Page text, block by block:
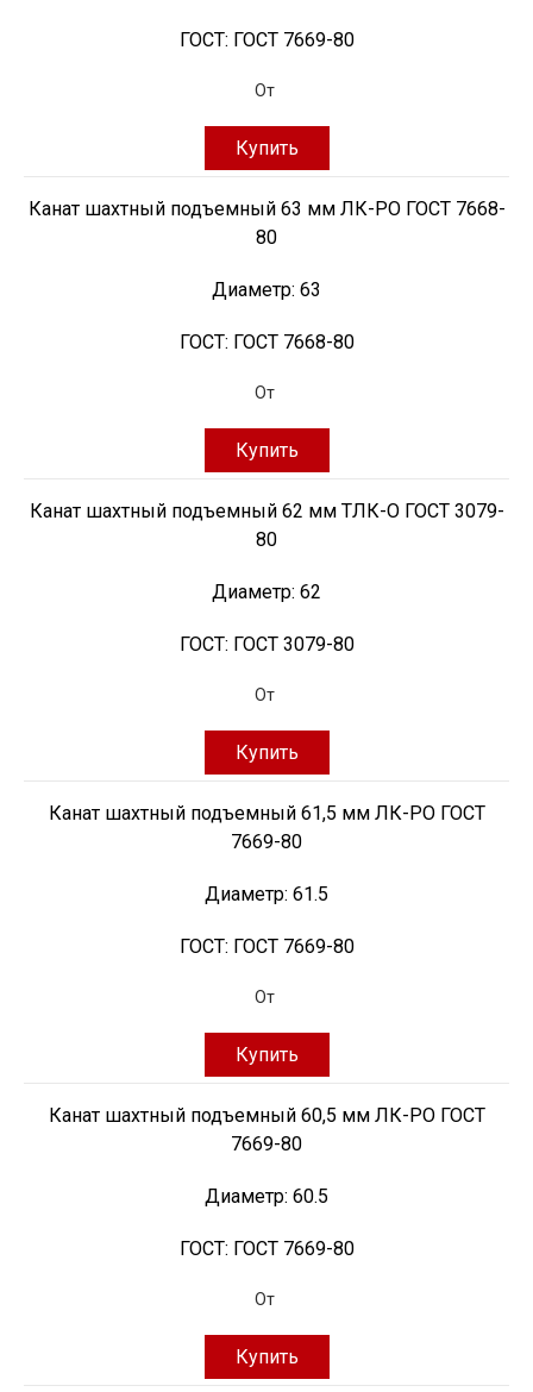
ГОСТ: ГОСТ 7669-80
От
Купить
Канат шахтный подъемный 63 мм ЛК-РО ГОСТ 7668-
80
Диаметр: 63
ГОСТ: ГОСТ 7668-80
От
Купить
Канат шахтный подъемный 62 мм ТЛК-О ГОСТ 3079-
80
Диаметр: 62
ГОСТ: ГОСТ 3079-80
От
Купить
Канат шахтный подъемный 61,5 мм ЛК-РО ГОСТ
7669-80
Диаметр: 61.5
ГОСТ: ГОСТ 7669-80
От
Купить
Канат шахтный подъемный 60,5 мм ЛК-РО ГОСТ
7669-80
Диаметр: 60.5
ГОСТ: ГОСТ 7669-80
От
Купить